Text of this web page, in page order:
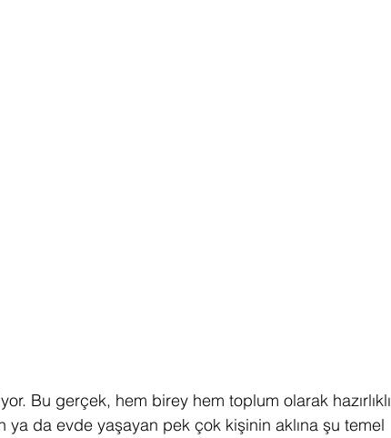
Bu gerçek, hem birey hem toplum olarak hazırlıklı
ya da evde yaşayan pek çok kişinin aklına şu temel